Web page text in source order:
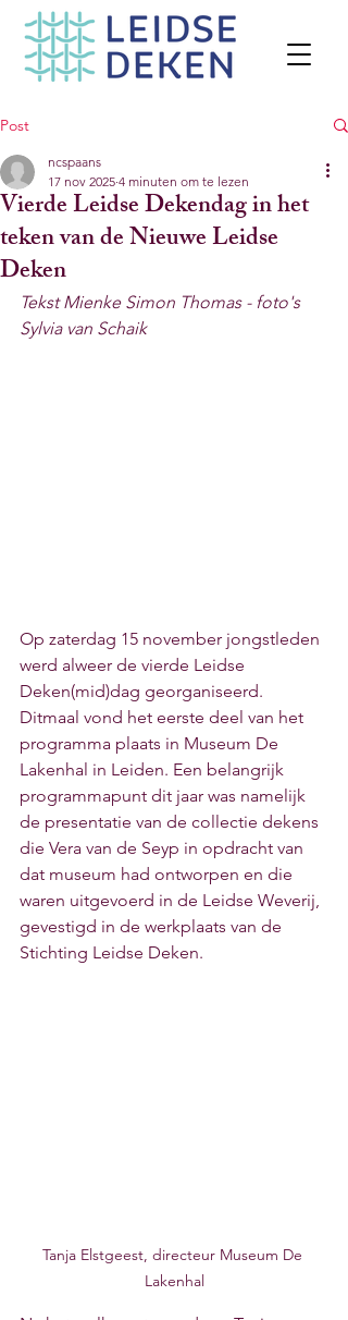
Post
Vierde Leidse Dekendag in het
teken van de Nieuwe Leidse
Deken
ncspaans
17 nov 2025 4 minuten om te lezen
Tekst Mienke Simon Thomas - foto's
Sylvia van Schaik
Op zaterdag 15 november jongstleden
werd alweer de vierde Leidse
Deken(mid)dag georganiseerd.
Ditmaal vond het eerste deel van het
programma plaats in Museum De
Lakenhal in Leiden. Een belangrijk
programmapunt dit jaar was namelijk
de presentatie van de collectie dekens
die Vera van de Seyp in opdracht van
dat museum had ontworpen en die
waren uitgevoerd in de Leidse Weverij,
gevestigd in de werkplaats van de
Stichting Leidse Deken.
Tanja Elstgeest, directeur Museum De
Lakenhal